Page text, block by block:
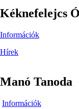
Kéknefelejcs
Információk
Hírek
Manó Tanoda
Információk